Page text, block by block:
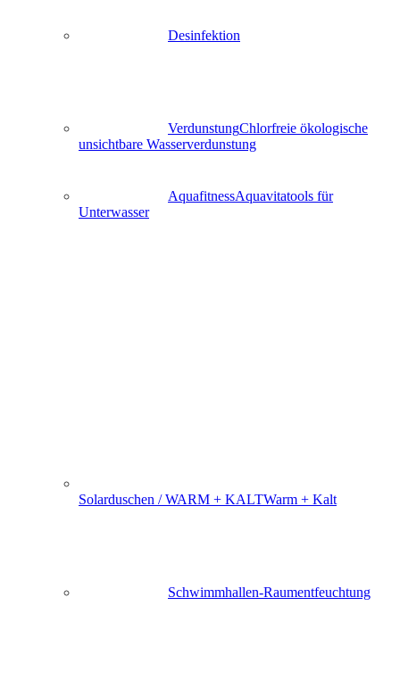
Desinfektion
VerdunstungChlorfreie ökologische
unsichtbare Wasserverdunstung
AquafitnessAquavitatools für
Unterwasser
Solarduschen / WARM + KALTWarm + Kalt
Schwimmhallen-Raumentfeuchtung